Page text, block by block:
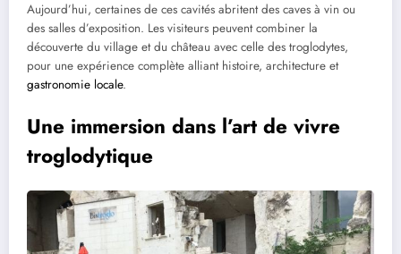
Aujourd’hui, certaines de ces cavités abritent des caves à vin ou
des salles d’exposition. Les visiteurs peuvent combiner la
découverte du village et du château avec celle des troglodytes,
pour une expérience complète alliant histoire, architecture et
gastronomie locale.
Une immersion dans l’art de vivre
troglodytique